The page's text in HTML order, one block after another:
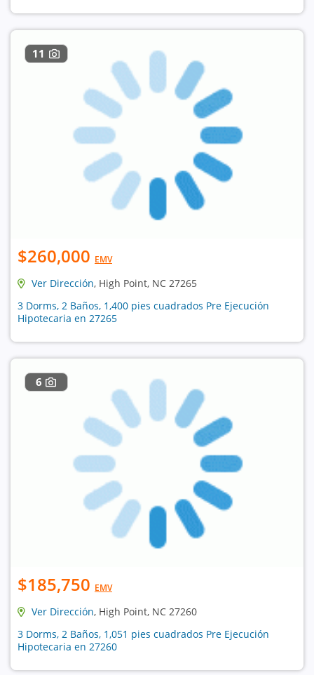
11
$260,000 EMV
Ver Dirección, High Point, NC 27265
3 Dorms, 2 Baños, 1,400 pies cuadrados Pre Ejecución
Hipotecaria en 27265
6
$185,750 EMV
Ver Dirección, High Point, NC 27260
3 Dorms, 2 Baños, 1,051 pies cuadrados Pre Ejecución
Hipotecaria en 27260